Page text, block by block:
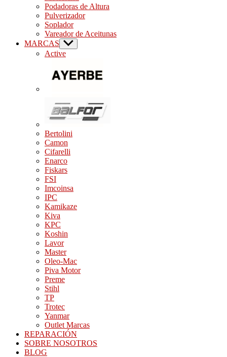
Podadoras de Altura
Pulverizador
Soplador
Vareador de Aceitunas
MARCAS Show
sub
menu
Active
Bertolini
Camon
Cifarelli
Enarco
Fiskars
FSI
Imcoinsa
IPC
Kamikaze
Kiva
KPC
Koshin
Lavor
Master
Oleo-Mac
Piva Motor
Preme
Stihl
TP
Trotec
Yanmar
Outlet Marcas
REPARACIÓN
SOBRE NOSOTROS
BLOG